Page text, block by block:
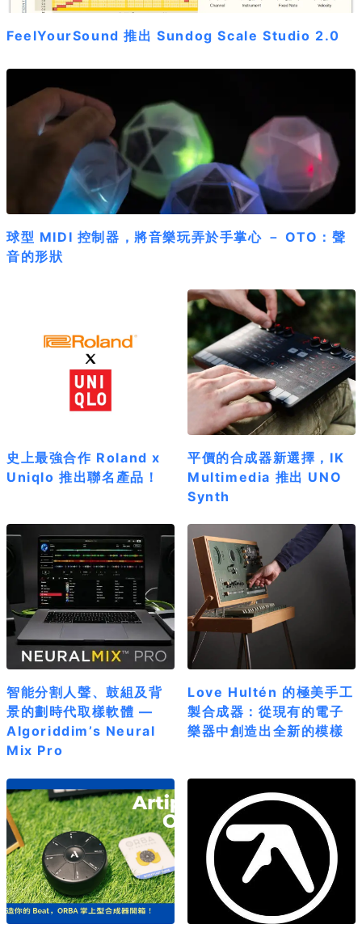
FeelYourSound 推出 Sundog Scale Studio 2.0
球型 MIDI 控制器，將音樂玩弄於手掌心 － OTO：聲
音的形狀
史上最強合作 Roland x
Uniqlo 推出聯名產品！
平價的合成器新選擇，IK
Multimedia 推出 UNO
Synth
智能分割人聲、鼓組及背
景的劃時代取樣軟體 —
Algoriddim’s Neural
Mix Pro
Love Hultén 的極美手工
製合成器：從現有的電子
樂器中創造出全新的模樣